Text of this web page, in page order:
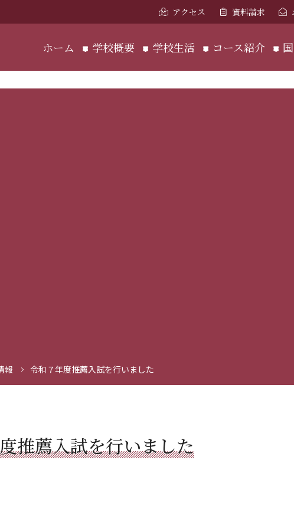
アクセス 資料請求
ホーム 学校概要 学校生活 コース紹介
報 令和７年度推薦入試を行いました
推薦入試を行いました